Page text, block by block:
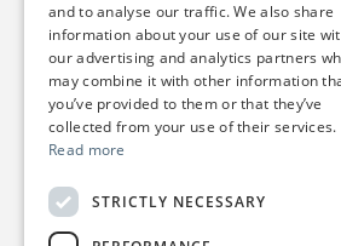
Horizon
mielipiteet
Euroopan
and to analyse our traffic. We also share
information about your use of our site
our advertising and analytics partners
may combine it with other information
you’ve provided to them or that they’ve
collected from your use of their services.
Read more
STRICTLY NECESSARY